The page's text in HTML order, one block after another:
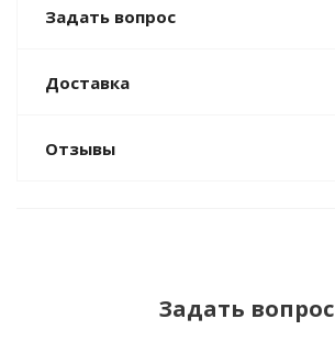
Задать вопрос
Доставка
Отзывы
Задать вопрос